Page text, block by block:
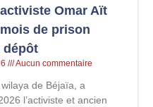
Omar Aït
de prison
dépôt
Aucun commentaire
de Béjaïa, a
l’activiste et ancien